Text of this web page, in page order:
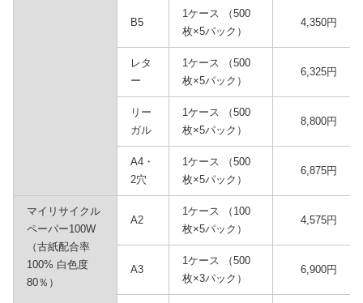
B5
1ケース （500
枚×5パック）
4,350円
レタ
ー
1ケース （500
枚×5パック）
6,325円
リー
ガル
1ケース （500
枚×5パック）
8,800円
A4・
2穴
1ケース （500
枚×5パック）
6,875円
マイリサイクル
ペーパー100W
（古紙配合率
100% 白色度
80％）
A2
1ケース （100
枚×5パック）
4,575円
A3
1ケース （500
枚×3パック）
6,900円